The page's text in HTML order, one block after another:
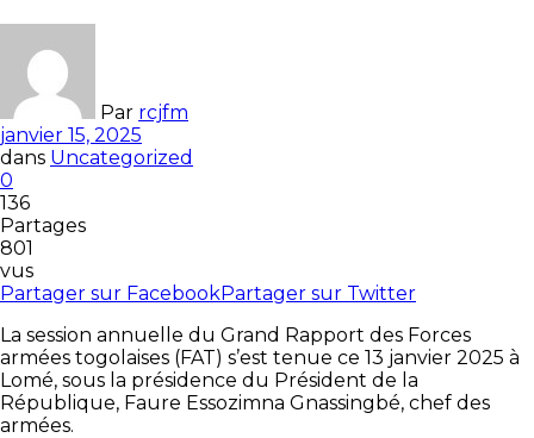
Par rcjfm
janvier 15, 2025
dans Uncategorized
0
136
Partages
801
vus
Partager sur FacebookPartager sur Twitter
La session annuelle du Grand Rapport des Forces
armées togolaises (FAT) s’est tenue ce 13 janvier 2025 à
Lomé, sous la présidence du Président de la
République, Faure Essozimna Gnassingbé, chef des
armées.